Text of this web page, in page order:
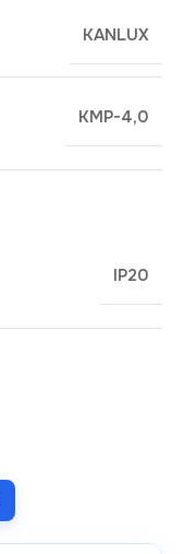
KANLUX
KMP-4,0
IP20